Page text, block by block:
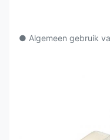
● Algemeen gebruik